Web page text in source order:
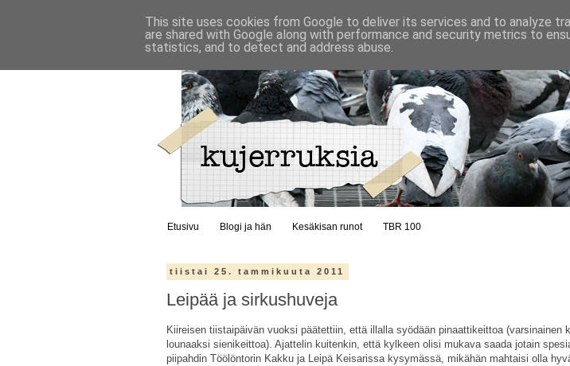
Etusivu Blogi ja hän Kesäkisan runot TBR 100
tiistai 25. tammikuuta 2011
Leipää ja sirkushuveja
Kiireisen tiistaipäivän vuoksi päätettiin, että illalla syödään pinaattikeittoa (varsinainen
lounaaksi sienikeittoa). Ajattelin kuitenkin, että kylkeen olisi mukava saada jotain
piipahdin Töölöntorin Kakku ja Leipä Keisarissa kysymässä, mikähän mahtaisi olla
This site uses cookies from Google to deliver its services and to analyze
are shared with Google along with performance and security metrics to
statistics, and to detect and address abuse.